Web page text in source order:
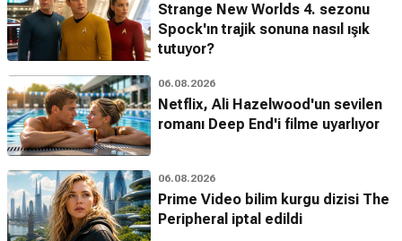
Strange New Worlds 4. sezonu
Spock'ın trajik sonuna nasıl ışık
tutuyor?
06.08.2026
Netflix, Ali Hazelwood'un sevilen
romanı Deep End'i filme uyarlıyor
06.08.2026
Prime Video bilim kurgu dizisi The
Peripheral iptal edildi